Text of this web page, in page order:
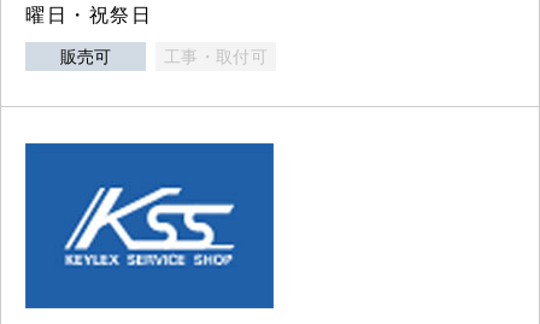
曜日・祝祭日
販売可 工事・取付可